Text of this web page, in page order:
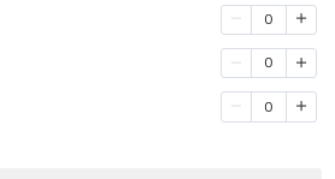
0
0
0